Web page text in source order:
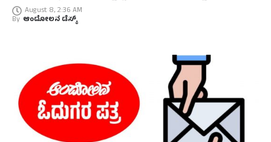
August 8, 2:36 AM
By ಆಂದೋಲನ ಡೆಸ್ಕ್